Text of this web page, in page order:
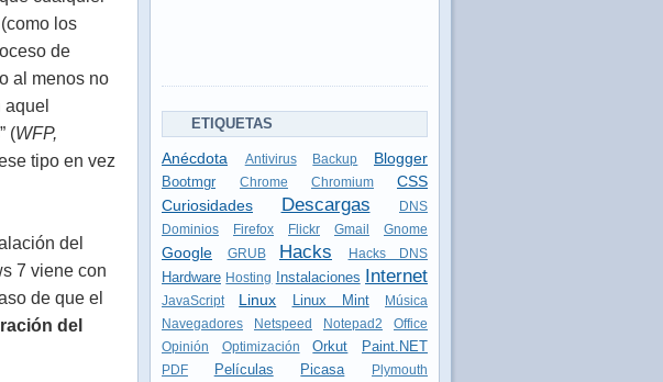
los
de
al menos no
(WFP,
tipo en vez
del
7 viene con
de que el
del
ETIQUETAS
Anécdota Antivirus Backup Blogger
Bootmgr Chrome Chromium
CSS
Curiosidades
Descargas
DNS
Dominios
Firefox Flickr Gmail Gnome
Google GRUB Hacks Hacks DNS
Hardware Hosting Instalaciones Internet
JavaScript Linux Linux Mint
Música
Navegadores
Netspeed Notepad2
Office
Opinión
Optimización Orkut Paint.NET
PDF Películas Picasa Plymouth